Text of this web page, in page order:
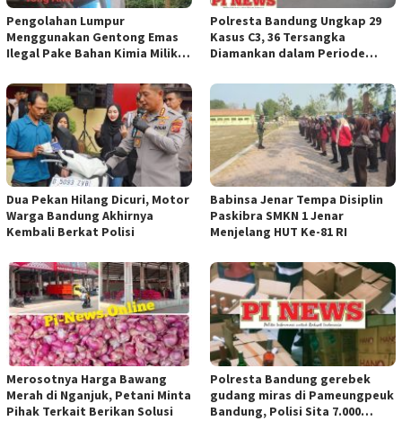
Pengolahan Lumpur
Menggunakan Gentong Emas
Ilegal Pake Bahan Kimia Milik
Aparat Penegak Hukum ( APH )
Jangan Sampai Diam Saja
Polresta Bandung Ungkap 29
Kasus C3, 36 Tersangka
Diamankan dalam Periode
Dua Pekan Hilang Dicuri, Motor
Warga Bandung Akhirnya
Kembali Berkat Polisi
Babinsa Jenar Tempa Disiplin
Paskibra SMKN 1 Jenar
Menjelang HUT Ke-81 RI
Merosotnya Harga Bawang
Merah di Nganjuk, Petani Minta
Pihak Terkait Berikan Solusi
Polresta Bandung gerebek
gudang miras di Pameungpeuk
Bandung, Polisi Sita 7.000